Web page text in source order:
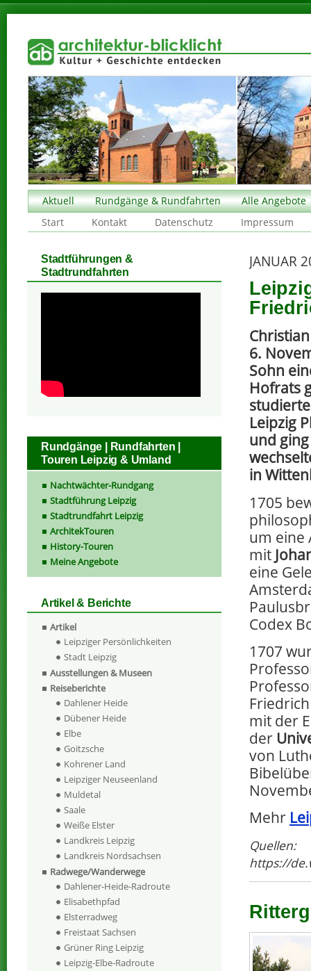
Aktuell Rundgänge & Rundfahrten
Alle Angebote
Start
Kontakt Datenschutz Impressum
JANUAR
6.
Sohn
Hofrats
Leipzig
und
in
1705
um eine
mit
eine
Codex
1707
mit der
der
von
Mehr
Quellen:
https://
Stadtführungen &
Stadtrundfahrten
Rundgänge | Rundfahrten |
Touren Leipzig & Umland
Nachtwächter-Rundgang
Stadtführung Leipzig
Stadtrundfahrt Leipzig
ArchitekTouren
History-Touren
Meine Angebote
Artikel & Berichte
Artikel
Leipziger Persönlichkeiten
Stadt Leipzig
Ausstellungen & Museen
Reiseberichte
Dahlener Heide
Dübener Heide
Elbe
Goitzsche
Kohrener Land
Leipziger Neuseenland
Muldetal
Saale
Weiße Elster
Landkreis Leipzig
Landkreis Nordsachsen
Radwege/Wanderwege
Dahlener-Heide-Radroute
Elisabethpfad
Elsterradweg
Freistaat Sachsen
Grüner Ring Leipzig
Leipzig-Elbe-Radroute